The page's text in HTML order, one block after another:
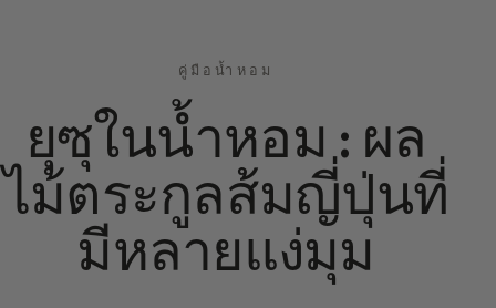
คู่มือน้ำหอม
ยุซุในน้ำหอม : ผล
ไม้ตระกูลส้มญี่ปุ่นที่
มีหลายแง่มุม